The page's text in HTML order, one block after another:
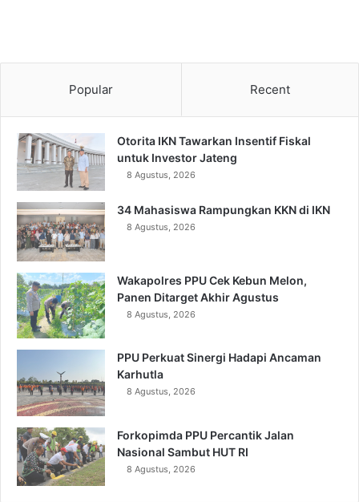
Popular Recent
Otorita IKN Tawarkan Insentif Fiskal
untuk Investor Jateng
8 Agustus, 2026
34 Mahasiswa Rampungkan KKN di IKN
8 Agustus, 2026
Wakapolres PPU Cek Kebun Melon,
Panen Ditarget Akhir Agustus
8 Agustus, 2026
PPU Perkuat Sinergi Hadapi Ancaman
Karhutla
8 Agustus, 2026
Forkopimda PPU Percantik Jalan
Nasional Sambut HUT RI
8 Agustus, 2026